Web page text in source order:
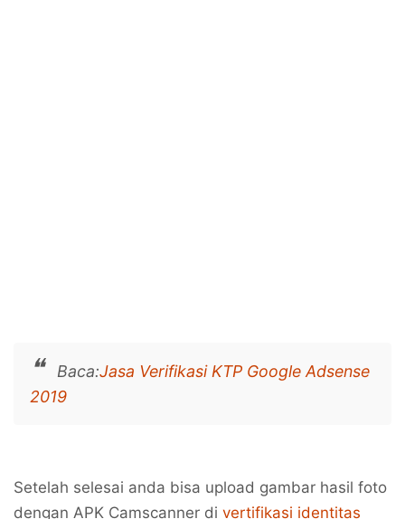
Baca:Jasa Verifikasi KTP Google Adsense
2019
Setelah selesai anda bisa upload gambar hasil foto
dengan APK Camscanner di vertifikasi identitas